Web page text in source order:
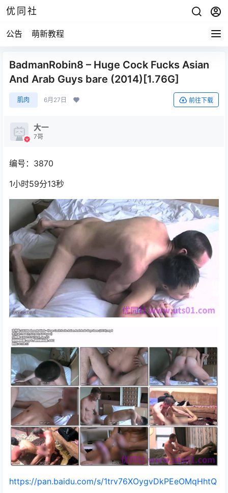
优同社
公告 萌新教程
BadmanRobin8 – Huge Cock Fucks Asian
And Arab Guys bare (2014)[1.76G]
肌肉 6月27日 前往下载
大一
7哥
编号：3870
1小时59分13秒
https://pan.baidu.com/s/1trv76XOygvDkPEeOMqHhtQ